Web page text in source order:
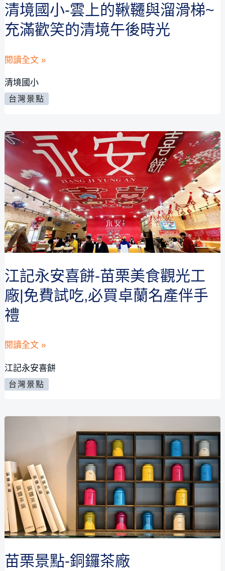
活
動
錯
過
要
明
了
清境國小-雲上的鞦韆與溜滑梯~
充滿歡笑的清境午後時光
清
國
小-
上
的
鞦
韆
與
溜
滑
梯
~
充
滿
歡
的
清
境
閱讀全文 »
清境國小
台灣景點
江記永安喜餅-苗栗美食觀光工
廠|免費試吃,必買卓蘭名產伴手
禮
江
永
安
栗
美
食
觀
光
工
廠|
閱讀全文 »
江記永安喜餅
台灣景點
苗栗景點-銅鑼茶廠